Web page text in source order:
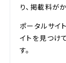
り、掲載料が
ポータルサイ
イトを見つけ
す。